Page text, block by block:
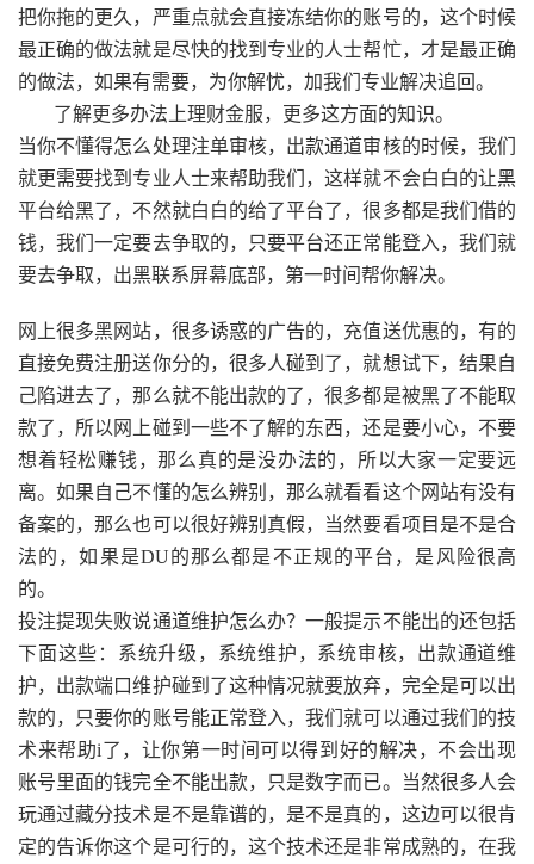
把你拖的更久，严重点就会直接冻结你的账号的，这个时候
最正确的做法就是尽快的找到专业的人士帮忙，才是最正确
的做法，如果有需要，为你解忧，加我们专业解决追回。
了解更多办法上理财金服，更多这方面的知识。
当你不懂得怎么处理注单审核，出款通道审核的时候，我们
就更需要找到专业人士来帮助我们，这样就不会白白的让黑
平台给黑了，不然就白白的给了平台了，很多都是我们借的
钱，我们一定要去争取的，只要平台还正常能登入，我们就
要去争取，出黑联系屏幕底部，第一时间帮你解决。
网上很多黑网站，很多诱惑的广告的，充值送优惠的，有的
直接免费注册送你分的，很多人碰到了，就想试下，结果自
己陷进去了，那么就不能出款的了，很多都是被黑了不能取
款了，所以网上碰到一些不了解的东西，还是要小心，不要
想着轻松赚钱，那么真的是没办法的，所以大家一定要远
离。如果自己不懂的怎么辨别，那么就看看这个网站有没有
备案的，那么也可以很好辨别真假，当然要看项目是不是合
法的，如果是DU的那么都是不正规的平台，是风险很高
的。
投注提现失败说通道维护怎么办？一般提示不能出的还包括
下面这些：系统升级，系统维护，系统审核，出款通道维
护，出款端口维护碰到了这种情况就要放弃，完全是可以出
款的，只要你的账号能正常登入，我们就可以通过我们的技
术来帮助i了，让你第一时间可以得到好的解决，不会出现
账号里面的钱完全不能出款，只是数字而已。当然很多人会
玩通过藏分技术是不是靠谱的，是不是真的，这边可以很肯
定的告诉你这个是可行的，这个技术还是非常成熟的，在我